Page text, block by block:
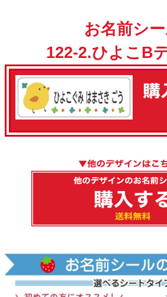
お名前シ
122-2.ひよこB